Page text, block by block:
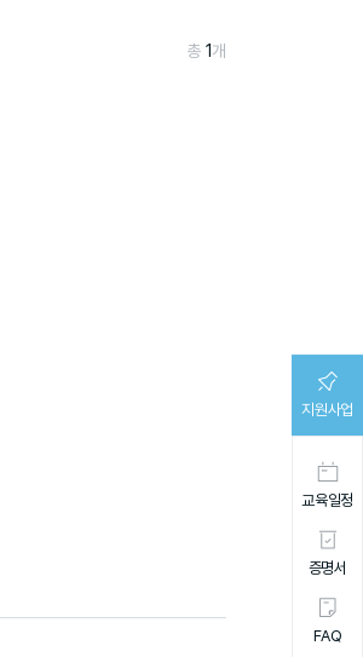
총 1개
지원사업
교육일정
증명서
FAQ